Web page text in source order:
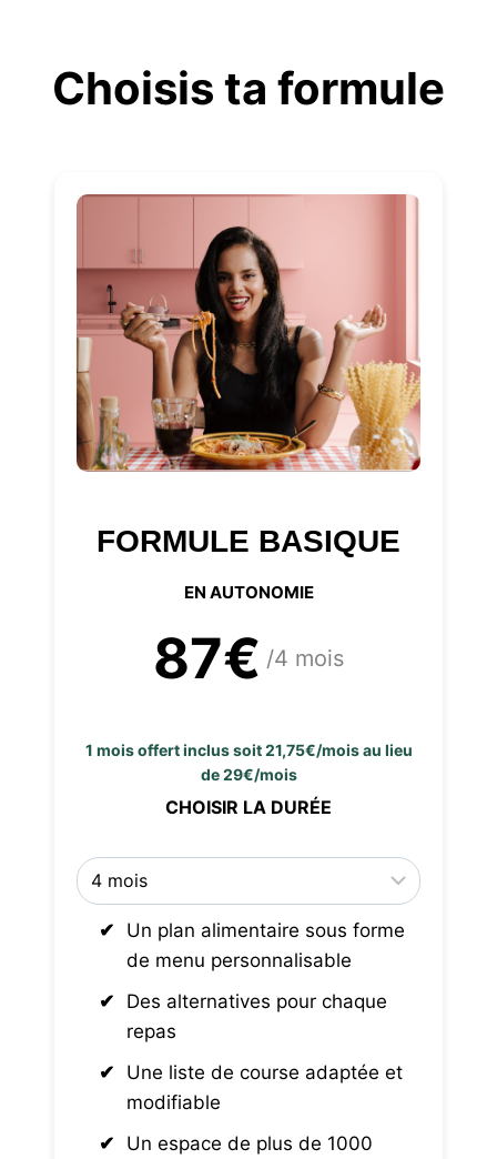
contenuChoisis ta formule
FORMULE BASIQUE
EN AUTONOMIE
87€ /4 mois
1 mois offert inclus soit 21,75€/mois au lieu
de 29€/mois
CHOISIR LA DURÉE
Un plan alimentaire sous forme
de menu personnalisable
Des alternatives pour chaque
repas
Une liste de course adaptée et
modifiable
Un espace de plus de 1000